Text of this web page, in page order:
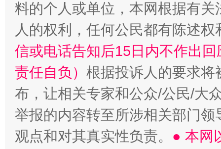
料的个人或单位，本网根据有
人的权利，任何公民都有陈述
信或电话告知后15日内不作出
责任自负） 根据投诉人的要求将
布，让相关专家和公众/公民/大
举报的内容转至所涉相关部门
观点和对其真实性负责。 ● 本网